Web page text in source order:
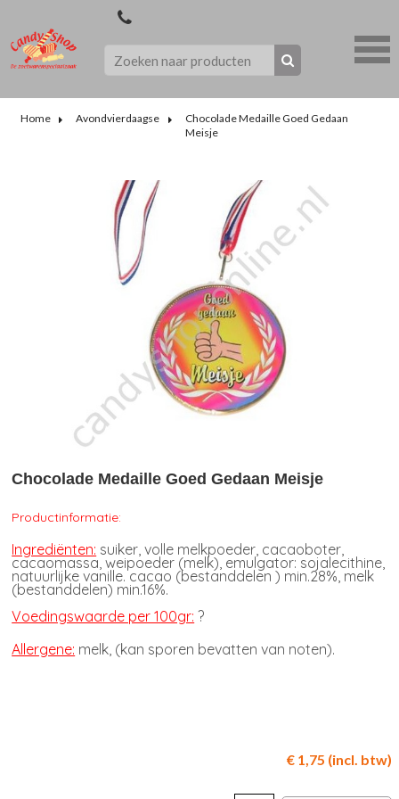
Home Avondvierdaagse
Chocolade Medaille Goed Gedaan
Meisje
Chocolade Medaille Goed Gedaan Meisje
Productinformatie:
Ingrediënten: suiker, volle melkpoeder, cacaoboter,
cacaomassa, weipoeder (melk), emulgator: sojalecithine,
natuurlijke vanille. cacao (bestanddelen ) min.28%, melk
(bestanddelen) min.16%.
Voedingswaarde per 100gr: ?
Allergene: melk, (kan sporen bevatten van noten).
€ 1,75 (incl. btw)